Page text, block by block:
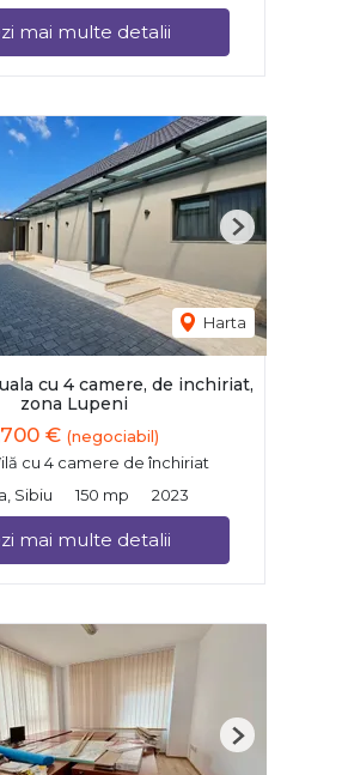
mai multe detalii
Harta
Next
cu 4 camere, de inchiriat,
zona Lupeni
€ (negociabil)
cu 4 camere de închiriat
Sibiu
150 mp 2023
mai multe detalii
Next